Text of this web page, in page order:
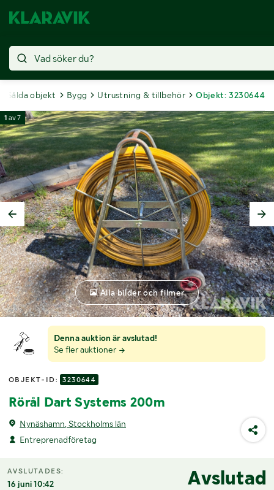
Sålda objekt Bygg Utrustning & tillbehör Objekt: 3230644
Denna auktion är avslutad!
Se fler auktioner
OBJEKT-ID: 3230644
Rörål Dart Systems 200m
Nynäshamn, Stockholms län
Entreprenadföretag
1 av7
Alla bilder och filmer
AVSLUTADES:
16 juni 10:42 Avslutad